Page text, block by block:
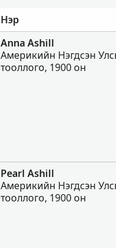
Нэр
Anna Ashill
Америкийн Нэгдсэн
тооллого, 1900 он
Pearl Ashill
Америкийн Нэгдсэн
тооллого, 1900 он